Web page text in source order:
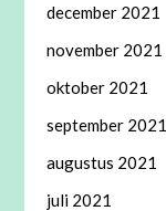
december 2021
november 2021
oktober 2021
september 2021
augustus 2021
juli 2021